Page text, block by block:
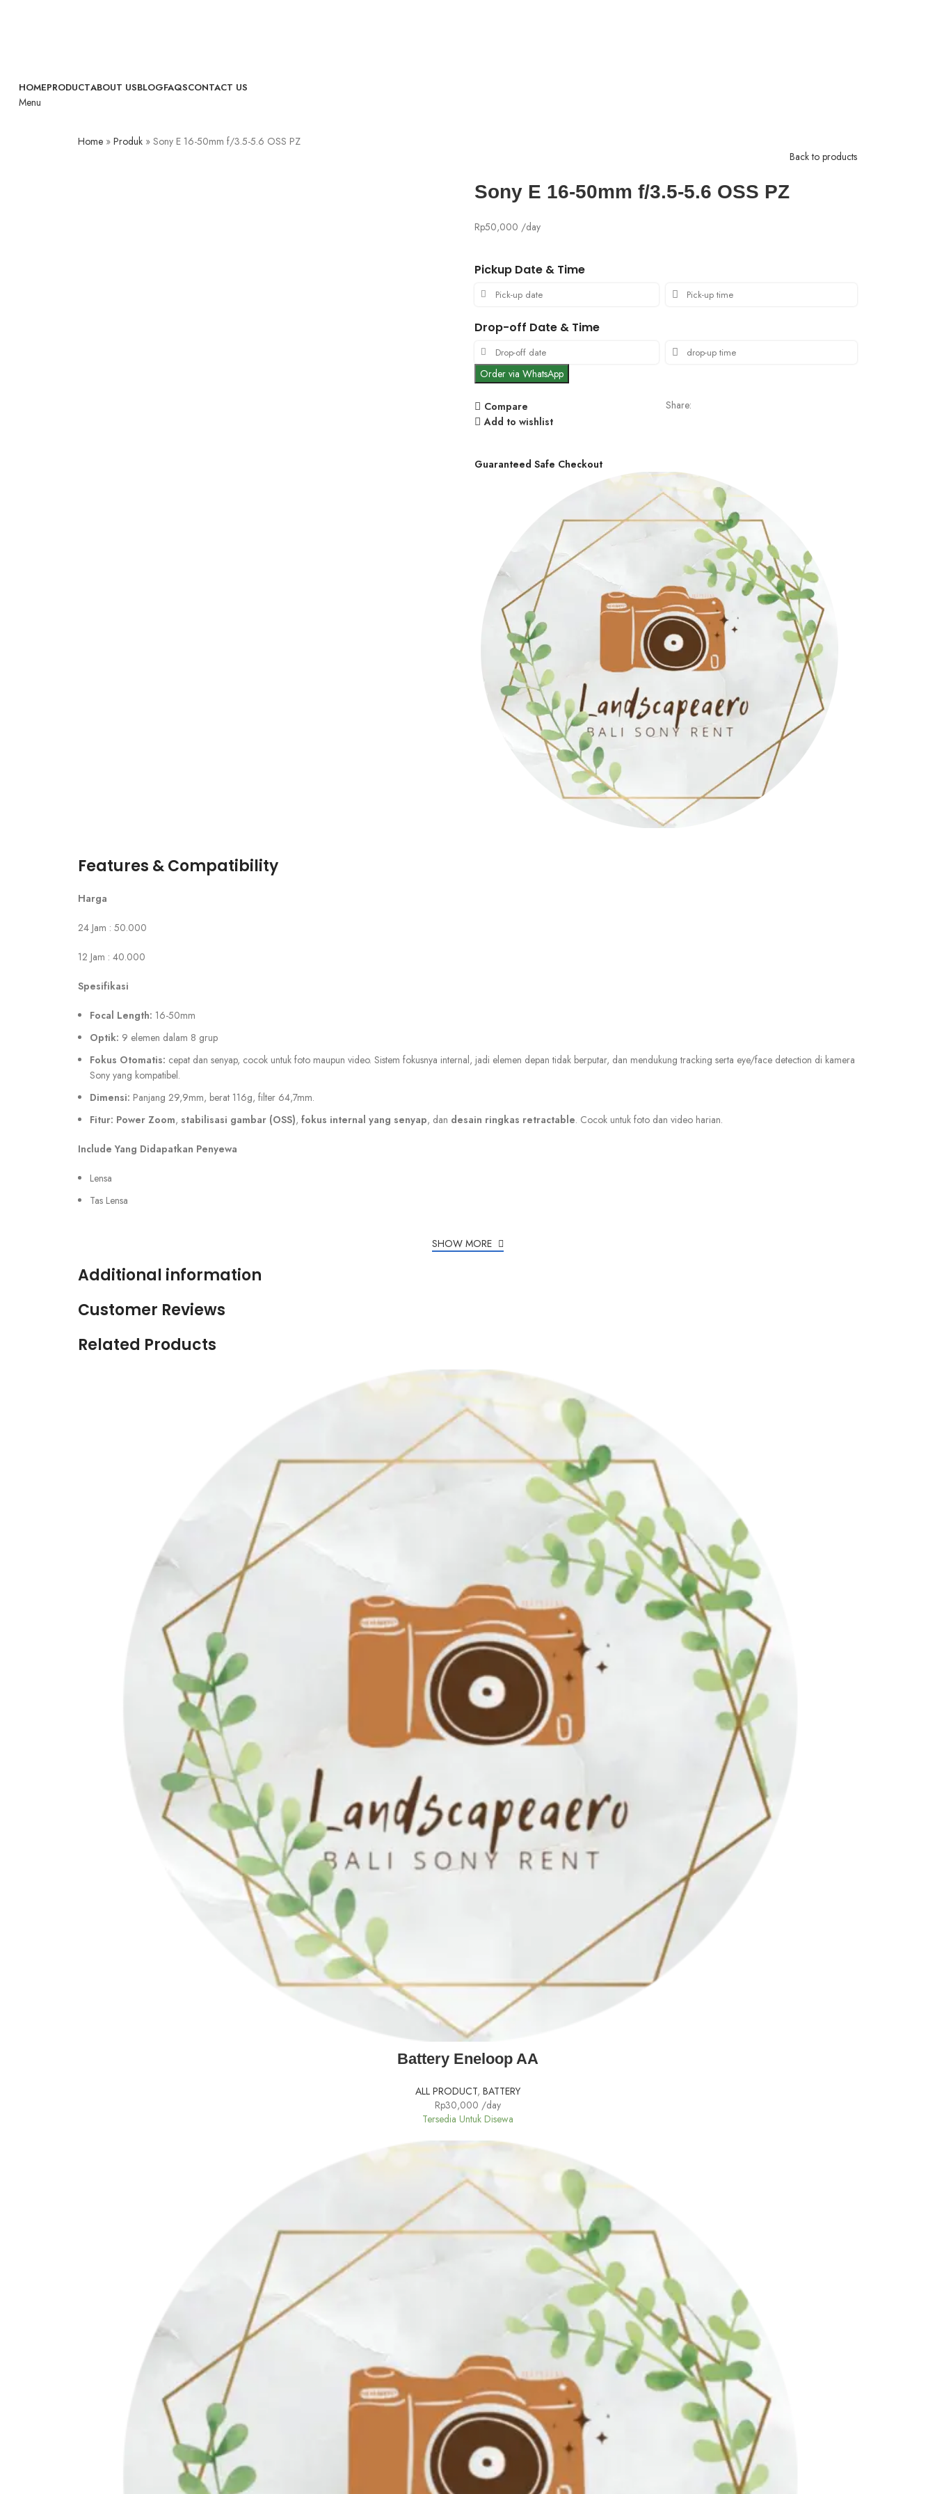
HOMEPRODUCTABOUT USBLOGFAQSCONTACT US
Menu
Home » Produk » Sony E 16-50mm f/3.5-5.6 OSS PZ
Back to products
Sony E 16-50mm f/3.5-5.6 OSS PZ
Rp50,000 /day
Pickup Date & Time
Drop-off Date & Time
Order via WhatsApp
Compare
Add to wishlist
Share:
Guaranteed Safe Checkout
Features & Compatibility
Harga
24 Jam : 50.000
12 Jam : 40.000
Spesifikasi
Focal Length: 16-50mm
Optik: 9 elemen dalam 8 grup
Fokus Otomatis: cepat dan senyap, cocok untuk foto maupun video. Sistem fokusnya internal, jadi elemen depan tidak berputar, dan mendukung tracking serta eye/face detection di kamera
Sony yang kompatibel.
Dimensi: Panjang 29,9mm, berat 116g, filter 64,7mm.
Fitur: Power Zoom, stabilisasi gambar (OSS), fokus internal yang senyap, dan desain ringkas retractable. Cocok untuk foto dan video harian.
Include Yang Didapatkan Penyewa
Lensa
Tas Lensa
SHOW MORE
Additional information
Customer Reviews
Related Products
Battery Eneloop AA
ALL PRODUCT, BATTERY
Rp30,000 /day
Tersedia Untuk Disewa